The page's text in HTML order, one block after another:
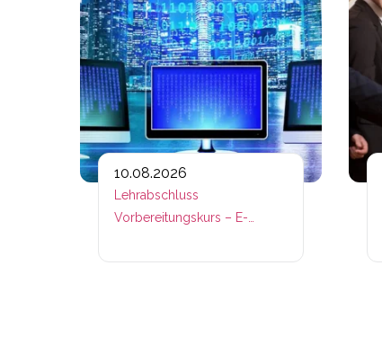
10.08.2026
Lehrabschluss
Vorbereitungskurs – E-